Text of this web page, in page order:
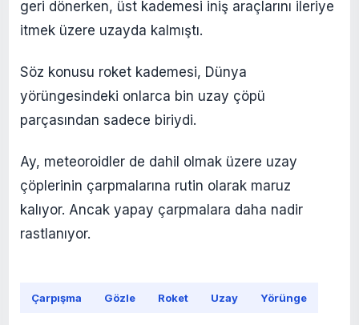
geri dönerken, üst kademesi iniş araçlarını ileriye
itmek üzere uzayda kalmıştı.
Söz konusu roket kademesi, Dünya
yörüngesindeki onlarca bin uzay çöpü
parçasından sadece biriydi.
Ay, meteoroidler de dahil olmak üzere uzay
çöplerinin çarpmalarına rutin olarak maruz
kalıyor. Ancak yapay çarpmalara daha nadir
rastlanıyor.
Çarpışma Gözle Roket Uzay Yörünge